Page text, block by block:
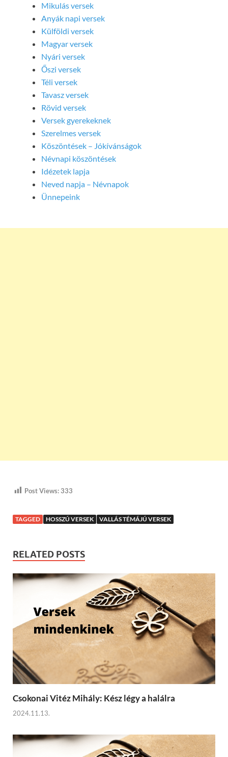
Mikulás versek
Anyák napi versek
Külföldi versek
Magyar versek
Nyári versek
Őszi versek
Téli versek
Tavasz versek
Rövid versek
Versek gyerekeknek
Szerelmes versek
Köszöntések – Jókívánságok
Névnapi köszöntések
Idézetek lapja
Neved napja – Névnapok
Ünnepeink
Post Views:333
TAGGED HOSSZÚ VERSEK VALLÁS TÉMÁJÚ VERSEK
RELATED POSTS
Csokonai Vitéz Mihály: Kész légy a halálra
2024.11.13.